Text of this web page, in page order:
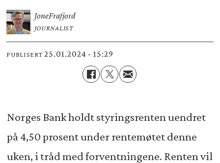
JoneFrafjord
JOURNALIST
PUBLISERT 25.01.2024 - 15:29
Norges Bank holdt styringsrenten uendret
på 4,50 prosent under rentemøtet denne
uken, i tråd med forventningene. Renten vil